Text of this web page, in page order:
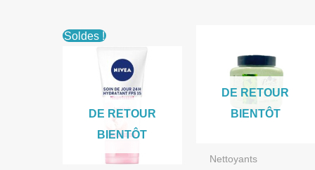
Soldes !
DE RETOUR
BIENTÔT
DE RETOUR
BIENTÔT
Nettoyants